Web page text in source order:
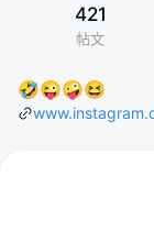
421
帖文
🤣😜🤪😆